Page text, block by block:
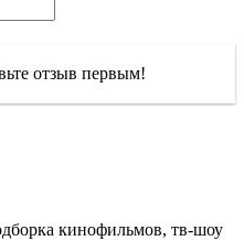
отзыв первым!
кинофильмов, тв-шоу